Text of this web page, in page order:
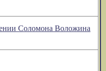
Соломона Воложина